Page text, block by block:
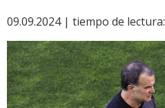
09.09.2024 | tiempo de lectura: